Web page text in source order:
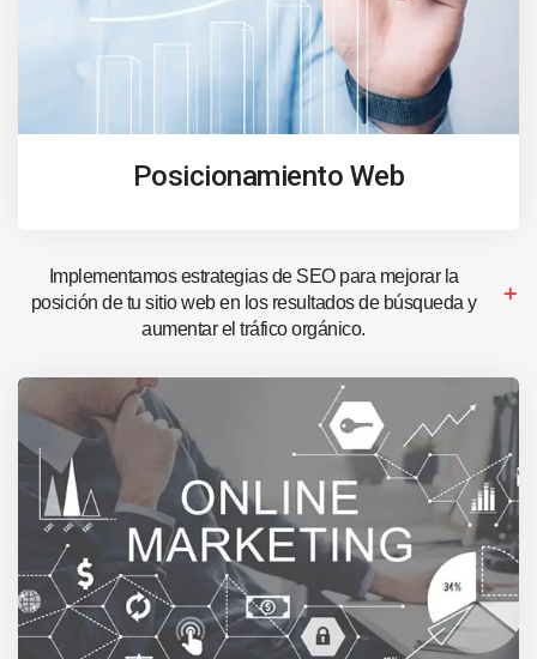
Posicionamiento Web
Implementamos estrategias de SEO para mejorar la
posición de tu sitio web en los resultados de búsqueda y
aumentar el tráfico orgánico.